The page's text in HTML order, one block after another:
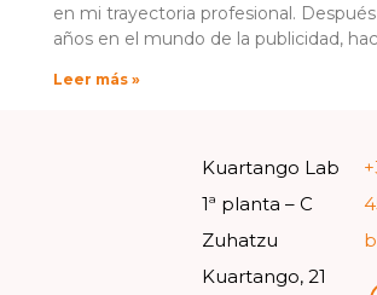
en mi trayectoria profesional.
años en el mundo de la publicidad,
Leer más »
Kuartango Lab
1ª planta – C
Zuhatzu
Kuartango, 21